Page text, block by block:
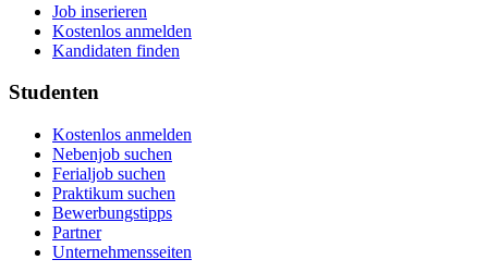
Job inserieren
Kostenlos anmelden
Kandidaten finden
Studenten
Kostenlos anmelden
Nebenjob suchen
Ferialjob suchen
Praktikum suchen
Bewerbungstipps
Partner
Unternehmensseiten